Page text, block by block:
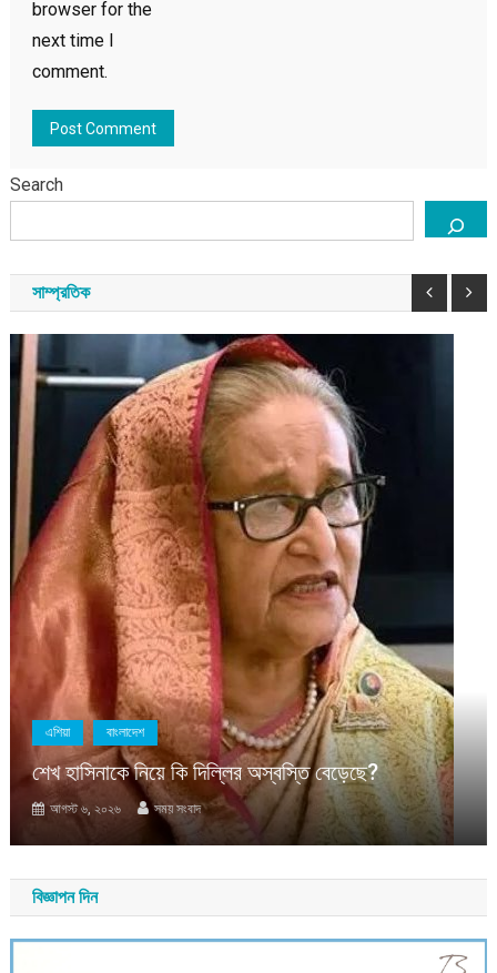
browser for the
next time I
comment.
Search
সাম্প্রতিক
এশিয়া বাংলাদেশ
শেখ হাসিনাকে নিয়ে কি দিল্লির অস্বস্তি বেড়েছে?
আগস্ট ৬, ২০২৬ সময় সংবাদ
বিজ্ঞাপন দিন